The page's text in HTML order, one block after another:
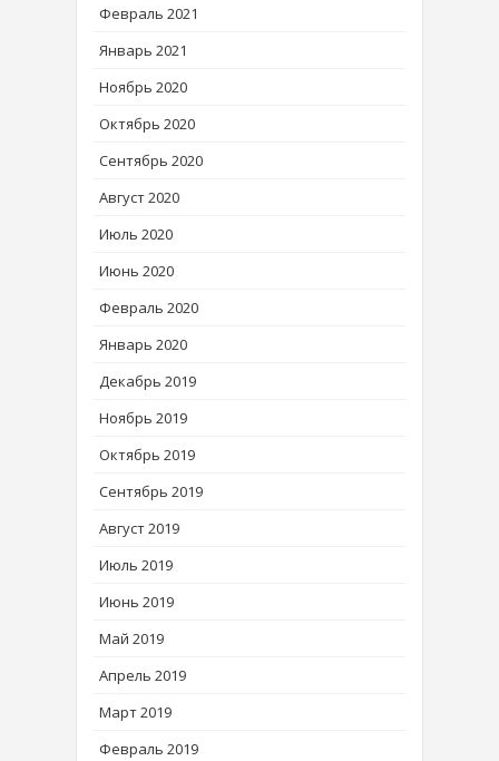
Февраль 2021
Январь 2021
Ноябрь 2020
Октябрь 2020
Сентябрь 2020
Август 2020
Июль 2020
Июнь 2020
Февраль 2020
Январь 2020
Декабрь 2019
Ноябрь 2019
Октябрь 2019
Сентябрь 2019
Август 2019
Июль 2019
Июнь 2019
Май 2019
Апрель 2019
Март 2019
Февраль 2019